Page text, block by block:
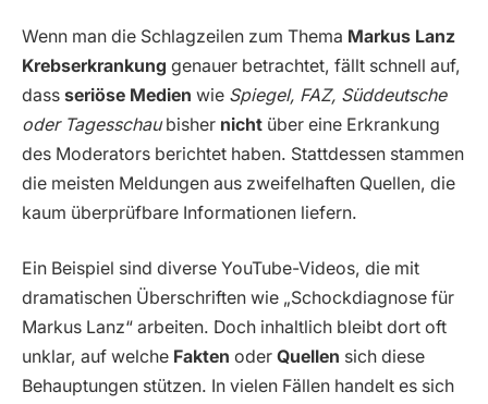
Wenn man die Schlagzeilen zum Thema Markus Lanz
Krebserkrankung genauer betrachtet, fällt schnell auf,
dass seriöse Medien wie Spiegel, FAZ, Süddeutsche
oder Tagesschaubisher nicht über eine Erkrankung
des Moderators berichtet haben. Stattdessen stammen
die meisten Meldungen aus zweifelhaften Quellen, die
kaum überprüfbare Informationen liefern.
Ein Beispiel sind diverse YouTube-Videos, die mit
dramatischen Überschriften wie „Schockdiagnose für
Markus Lanz“ arbeiten. Doch inhaltlich bleibt dort oft
unklar, auf welche Fakten oder Quellen sich diese
Behauptungen stützen. In vielen Fällen handelt es sich